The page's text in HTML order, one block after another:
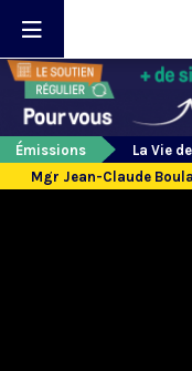
Émissions
La Vie
Mgr Jean-Claude